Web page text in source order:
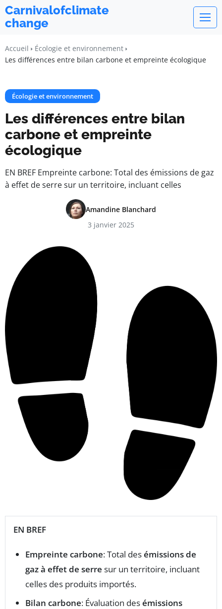
Carnivalofclimate
change
Accueil
Écologie et environnement
Les différences entre bilan carbone et empreinte écologique
Écologie et environnement
Les différences entre bilan
carbone et empreinte
écologique
EN BREF Empreinte carbone: Total des émissions de gaz
à effet de serre sur un territoire, incluant celles
Amandine Blanchard
3 janvier 2025
EN BREF
Empreinte carbone: Total desémissions de
gaz à effet de serre sur un territoire, incluant
celles des produits importés.
Bilan carbone: Évaluation desémissions